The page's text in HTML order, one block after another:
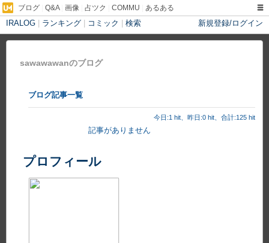
ブログ Q&A| 画像 占ツク COMMU あるある
IRALOG ランキング コミック 検索 新規登録/ログイン
sawawawanのブログ
ブログ記事一覧
今日:1 hit、昨日:0 hit、合計:125 hit
記事がありません
プロフィール